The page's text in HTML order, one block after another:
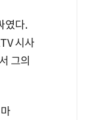
였다.
시사
그의